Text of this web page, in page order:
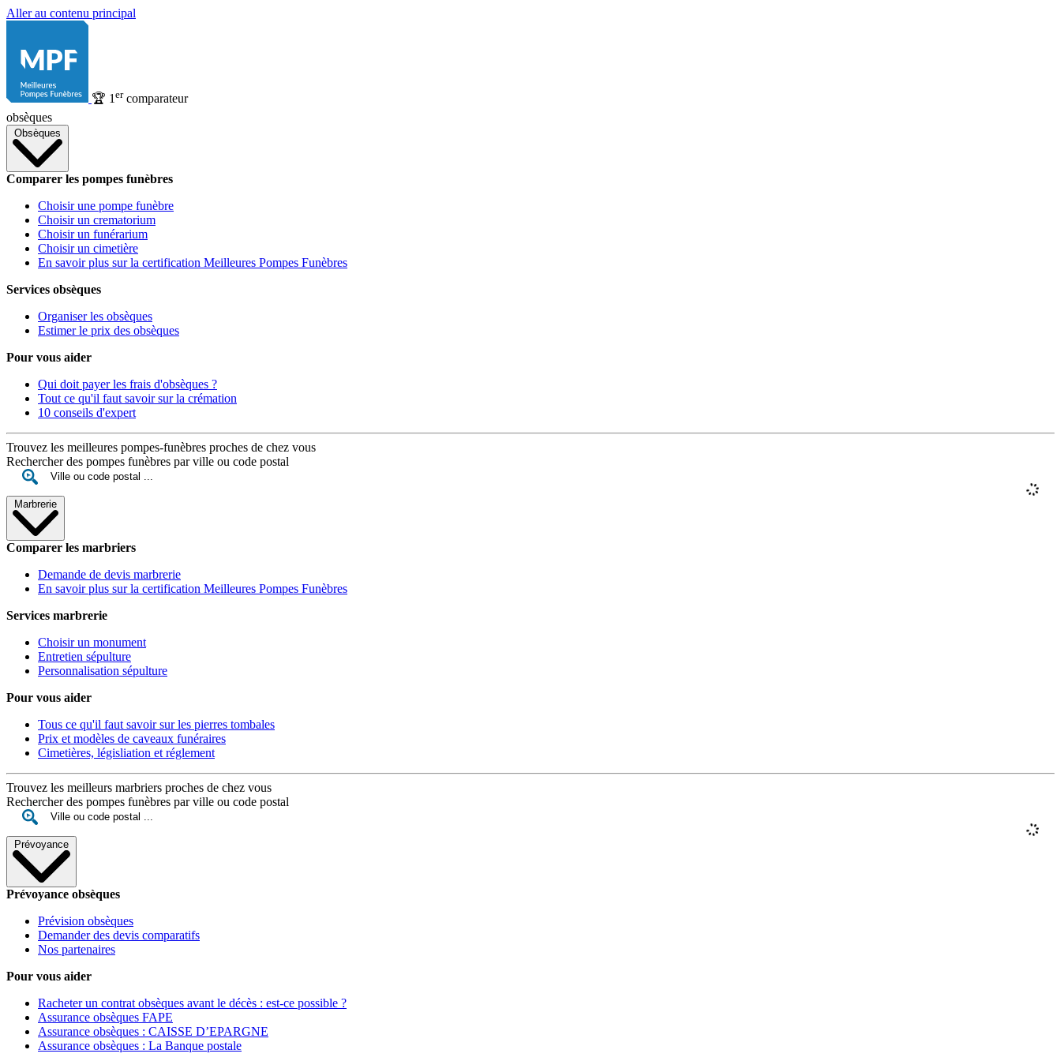
Aller au contenu principal
🏆 1 ercomparateur
obsèques
Obsèques
Comparer les pompes funèbres
Choisir une pompe funèbre
Choisir un crematorium
Choisir un funérarium
Choisir un cimetière
En savoir plus sur la certification Meilleures Pompes Funèbres
Services obsèques
Organiser les obsèques
Estimer le prix des obsèques
Pour vous aider
Qui doit payer les frais d'obsèques ?
Tout ce qu'il faut savoir sur la crémation
10 conseils d'expert
Trouvez les meilleures pompes-funèbres proches de chez vous
Rechercher des pompes funèbres par ville ou code postal
Marbrerie
Comparer les marbriers
Demande de devis marbrerie
En savoir plus sur la certification Meilleures Pompes Funèbres
Services marbrerie
Choisir un monument
Entretien sépulture
Personnalisation sépulture
Pour vous aider
Tous ce qu'il faut savoir sur les pierres tombales
Prix et modèles de caveaux funéraires
Cimetières, législiation et réglement
Trouvez les meilleurs marbriers proches de chez vous
Rechercher des pompes funèbres par ville ou code postal
Prévoyance
Prévoyance obsèques
Prévision obsèques
Demander des devis comparatifs
Nos partenaires
Pour vous aider
Racheter un contrat obsèques avant le décès : est-ce possible ?
Assurance obsèques FAPE
Assurance obsèques : CAISSE D’EPARGNE
Assurance obsèques : La Banque postale